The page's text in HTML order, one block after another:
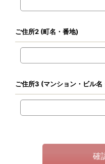
ご住所2 (町名・番地)
ご住所3 (マンション・ビル名
確